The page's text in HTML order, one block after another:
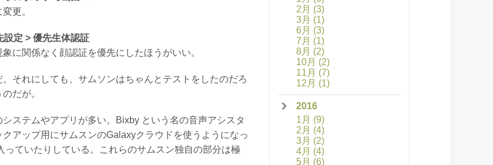
更。
設定 > 優先生体認証
に関係なく顔認証を優先にしたほうがいい。
それにしても、サムソンはちゃんとテストをしたのだろ
だが。
ステムやアプリが多い。Bixby という名の音声アシスタ
アップ用にサムスンのGalaxyクラウドを使うようになっ
ていたりしている。これらのサムスン独自の部分は極
2月 (3)
3月 (1)
6月 (3)
7月 (1)
8月 (2)
10月 (2)
11月 (7)
12月 (1)
2016
1月 (9)
2月 (4)
3月 (2)
4月 (4)
5月 (6)